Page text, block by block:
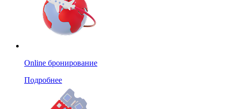
Online бронирование
Подробнее